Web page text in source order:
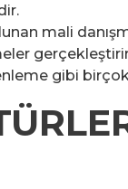
mali
gibi